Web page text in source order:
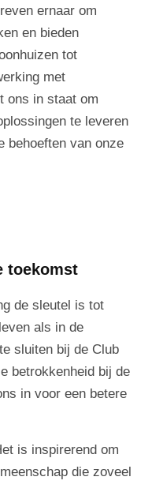
ernaar om
en bieden
tot
met
ons in staat om
te leveren
behoeften van onze
toekomst
de sleutel is tot
als in de
sluiten bij de Club
betrokkenheid bij de
in voor een betere
is inspirerend om
die zoveel